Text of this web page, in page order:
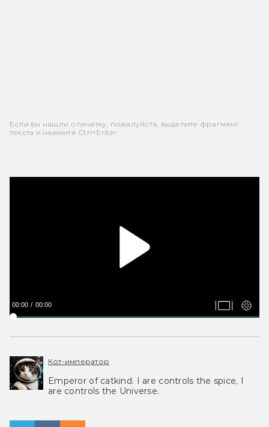
Если вы нашли опечатку, пожалуйста, выделите фрагмент
текста и нажмите Ctrl+Enter.
00:00 00:00
Кот-император
Emperor of catkind. I are controls the spice, I
are controls the Universe.